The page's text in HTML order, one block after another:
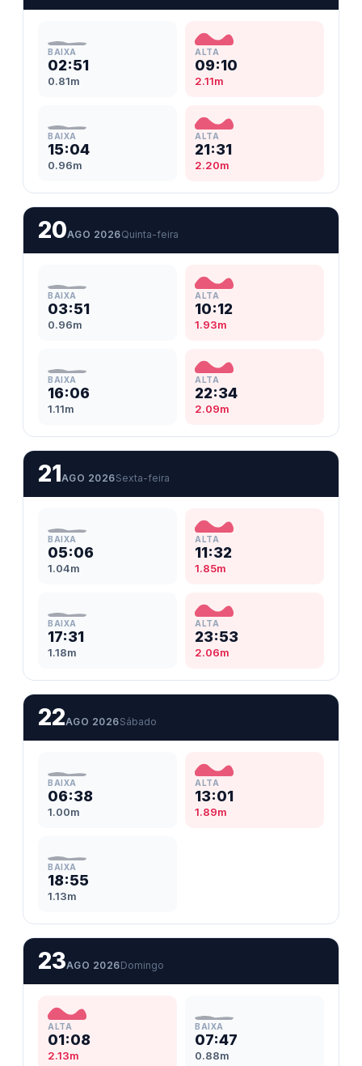
BAIXA
02:51
0.81m
ALTA
09:10
2.11m
BAIXA
15:04
0.96m
ALTA
21:31
2.20m
20AGO 2026Quinta-feira
BAIXA
03:51
0.96m
ALTA
10:12
1.93m
BAIXA
16:06
1.11m
ALTA
22:34
2.09m
21AGO 2026Sexta-feira
BAIXA
05:06
1.04m
ALTA
11:32
1.85m
BAIXA
17:31
1.18m
ALTA
23:53
2.06m
22AGO 2026Sábado
BAIXA
06:38
1.00m
ALTA
13:01
1.89m
BAIXA
18:55
1.13m
23AGO 2026Domingo
ALTA
01:08
2.13m
BAIXA
07:47
0.88m